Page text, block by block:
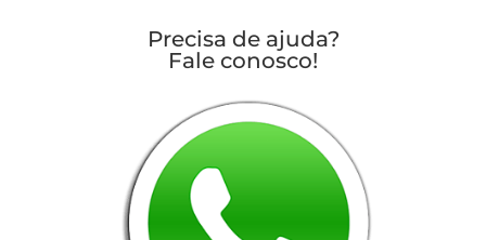
Precisa de ajuda?
Fale conosco!